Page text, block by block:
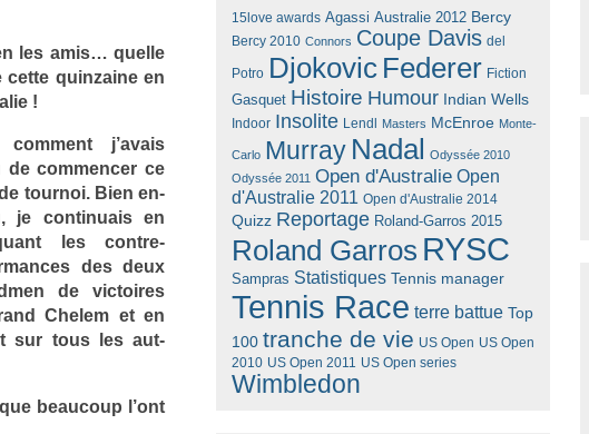
les amis… quel­le
cette quin­zaine en
!
com­ment j’avais
de com­menc­er ce
tour­noi. Bien en­
je con­tinuais en
les contre-
des deux
de vic­toires
Chelem et en
sur tous les aut­
be­aucoup l’ont
15love awards Agassi Australie 2012 Bercy
Bercy 2010 Connors Coupe Davis del
Potro Djokovic Federer Fiction
Gasquet Histoire Humour Indian Wells
Indoor Insolite Lendl Masters McEnroe Monte-
Carlo Murray Nadal
Odyssée 2010
Odyssée 2011 Open d'Australie Open
d'Australie 2011 Open d'Australie 2014
Quizz Reportage Roland-Garros 2015
Roland Garros RYSC
Sampras Statistiques Tennis manager
Tennis Race terre battue Top
100 tranche de vie US Open US Open
2010 US Open 2011 US Open series
Wimbledon